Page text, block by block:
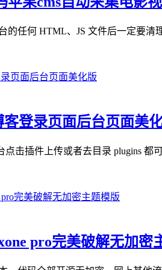
的任何 HTML、JS 文件后一定要
客登录页面后台页面美
点击插件上传或者去目录 plugins 都
pro完美破解无加密